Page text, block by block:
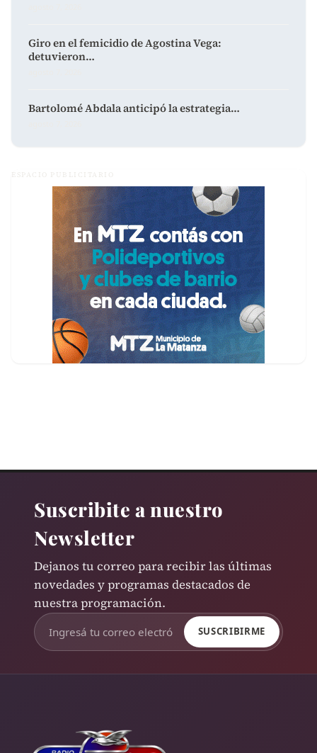
Giro en el femicidio de Agostina Vega:
detuvieron…
Bartolomé Abdala anticipó la estrategia…
ESPACIO PUBLICITARIO
Suscribite a nuestro
Newsletter
Dejanos tu correo para recibir las últimas
novedades y programas destacados de
nuestra programación.
SUSCRIBIRME